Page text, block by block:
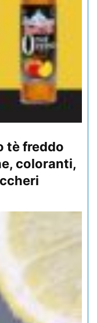
tè freddo
coloranti,